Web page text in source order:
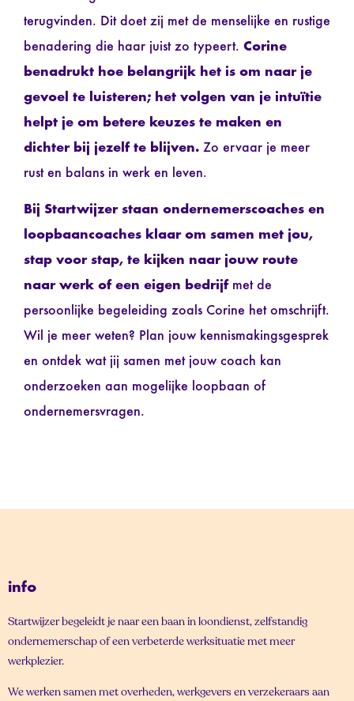
terugvinden. Dit doet zij met de menselijke en rustige
benadering die haar juist zo typeert. Corine
benadrukt hoe belangrijk het is om naar je
gevoel te luisteren; het volgen van je intuïtie
helpt je om betere keuzes te maken en
dichter bij jezelf te blijven. Zo ervaar je meer
rust en balans in werk en leven.
Bij Startwijzer staan ondernemerscoaches en
loopbaancoaches klaar om samen met jou,
stap voor stap, te kijken naar jouw route
naar werk of een eigen bedrijfmet de
persoonlijke begeleiding zoals Corine het omschrijft.
Wil je meer weten? Plan jouw kennismakingsgesprek
en ontdek wat jij samen met jouw coach kan
onderzoeken aan mogelijke loopbaan of
ondernemersvragen.
info
Startwijzer begeleidt je naar een baan in loondienst, zelfstandig
ondernemerschap of een verbeterde werksituatie met meer
werkplezier.
We werken samen met overheden, werkgevers en verzekeraars aan